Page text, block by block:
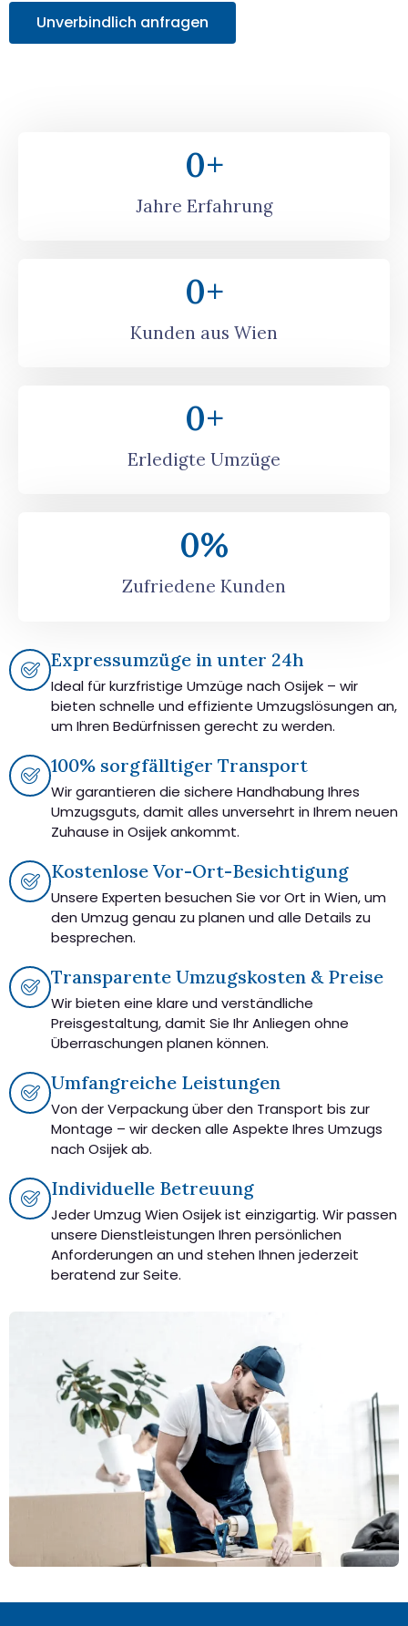
Unverbindlich anfragen
Jahre Erfahrung
0+
Kunden aus Wien
0+
Erledigte Umzüge
0+
Zufriedene Kunden
0%
Expressumzüge in unter 24h
Ideal für kurzfristige Umzüge nach Osijek – wir
bieten schnelle und effiziente Umzugslösungen an,
um Ihren Bedürfnissen gerecht zu werden.
100% sorgfälltiger Transport
Wir garantieren die sichere Handhabung Ihres
Umzugsguts, damit alles unversehrt in Ihrem neuen
Zuhause in Osijek ankommt.
Kostenlose Vor-Ort-Besichtigung
Unsere Experten besuchen Sie vor Ort in Wien, um
den Umzug genau zu planen und alle Details zu
besprechen.
Transparente Umzugskosten & Preise
Wir bieten eine klare und verständliche
Preisgestaltung, damit Sie Ihr Anliegen ohne
Überraschungen planen können.
Umfangreiche Leistungen
Von der Verpackung über den Transport bis zur
Montage – wir decken alle Aspekte Ihres Umzugs
nach Osijek ab.
Individuelle Betreuung
Jeder Umzug Wien Osijek ist einzigartig. Wir passen
unsere Dienstleistungen Ihren persönlichen
Anforderungen an und stehen Ihnen jederzeit
beratend zur Seite.